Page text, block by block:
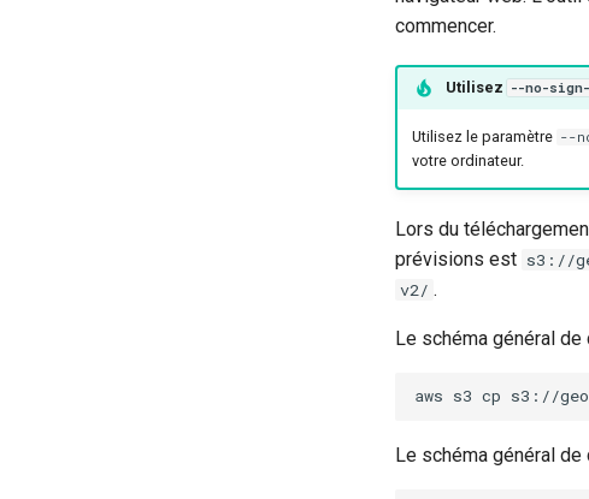
commencer.
Utilisez --no-
Utilisez le paramètre --
votre ordinateur.
Lors du
prévisions est s3://
v2/ .
Le schéma général
aws s3 cp s3://
Le schéma général